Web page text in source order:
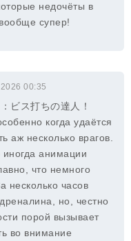
недочёты в
супер!
00:35
ビス打ちの達人！
когда удаётся
аж несколько врагов.
анимации
что немного
несколько часов
но, честно
порой вызывает
во внимание